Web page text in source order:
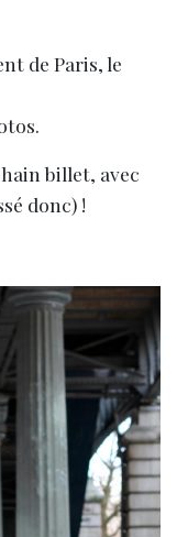
de Paris, le
billet, avec
donc) !